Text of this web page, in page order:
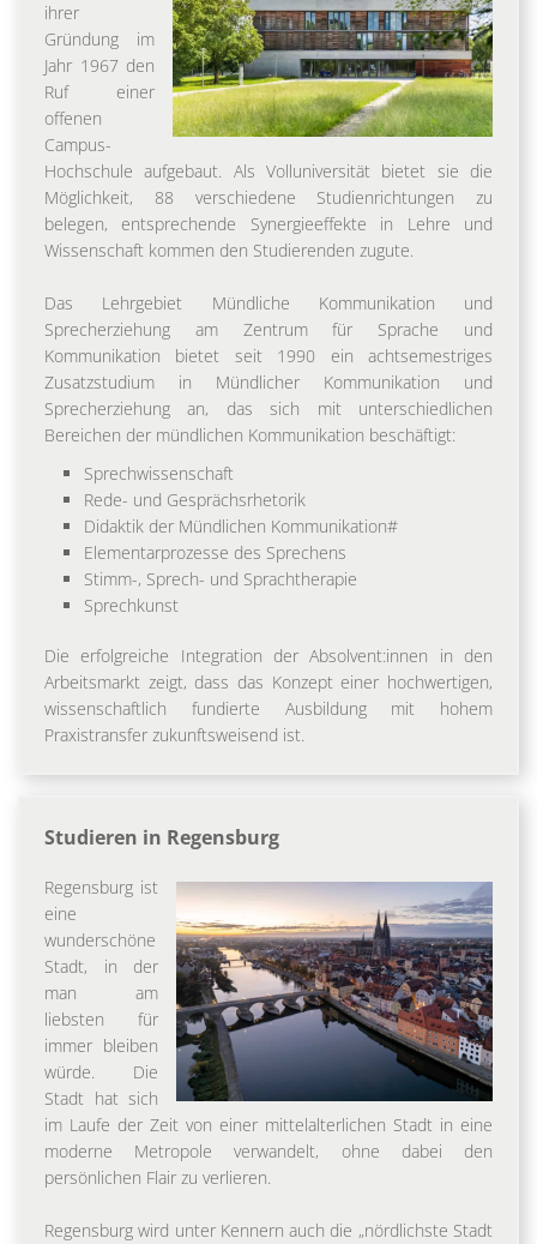
ihrer
Gründung im
Jahr 1967 den
Ruf einer
offenen
Campus-
Hochschule aufgebaut. Als Volluniversität bietet sie die
Möglichkeit, 88 verschiedene Studienrichtungen zu
belegen, entsprechende Synergieeffekte in Lehre und
Wissenschaft kommen den Studierenden zugute.
Das Lehrgebiet Mündliche Kommunikation und
Sprecherziehung am Zentrum für Sprache und
Kommunikation bietet seit 1990 ein achtsemestriges
Zusatzstudium in Mündlicher Kommunikation und
Sprecherziehung an, das sich mit unterschiedlichen
Bereichen der mündlichen Kommunikation beschäftigt:
Sprechwissenschaft
Rede- und Gesprächsrhetorik
Didaktik der Mündlichen Kommunikation#
Elementarprozesse des Sprechens
Stimm-, Sprech- und Sprachtherapie
Sprechkunst
Die erfolgreiche Integration der Absolvent:innen in den
Arbeitsmarkt zeigt, dass das Konzept einer hochwertigen,
wissenschaftlich fundierte Ausbildung mit hohem
Praxistransfer zukunftsweisend ist.
Studieren in Regensburg
Regensburg ist
eine
wunderschöne
Stadt, in der
man am
liebsten für
immer bleiben
würde. Die
Stadt hat sich
im Laufe der Zeit von einer mittelalterlichen Stadt in eine
moderne Metropole verwandelt, ohne dabei den
persönlichen Flair zu verlieren.
Regensburg wird unter Kennern auch die „nördlichste Stadt